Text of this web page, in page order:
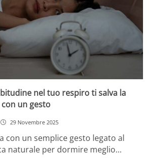
nel tuo respiro ti salva la
un gesto
29 Novembre 2025
con un semplice gesto legato al
naturale per dormire meglio…